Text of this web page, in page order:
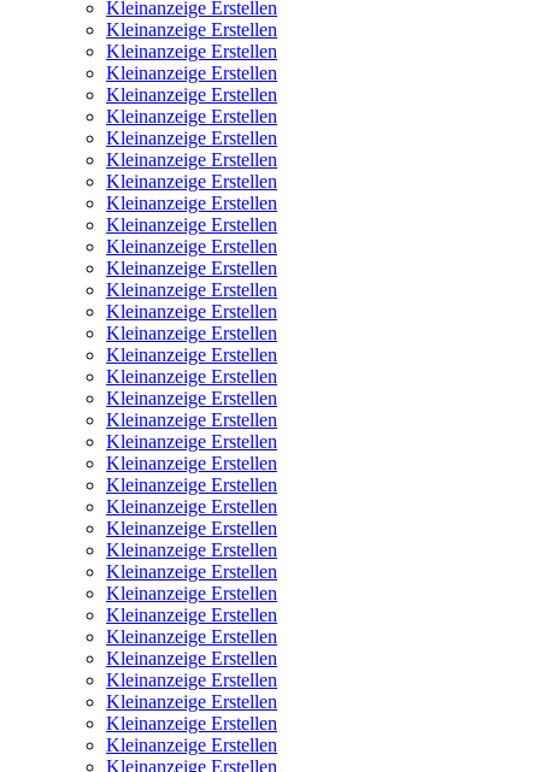
Kleinanzeige Erstellen
Kleinanzeige Erstellen
Kleinanzeige Erstellen
Kleinanzeige Erstellen
Kleinanzeige Erstellen
Kleinanzeige Erstellen
Kleinanzeige Erstellen
Kleinanzeige Erstellen
Kleinanzeige Erstellen
Kleinanzeige Erstellen
Kleinanzeige Erstellen
Kleinanzeige Erstellen
Kleinanzeige Erstellen
Kleinanzeige Erstellen
Kleinanzeige Erstellen
Kleinanzeige Erstellen
Kleinanzeige Erstellen
Kleinanzeige Erstellen
Kleinanzeige Erstellen
Kleinanzeige Erstellen
Kleinanzeige Erstellen
Kleinanzeige Erstellen
Kleinanzeige Erstellen
Kleinanzeige Erstellen
Kleinanzeige Erstellen
Kleinanzeige Erstellen
Kleinanzeige Erstellen
Kleinanzeige Erstellen
Kleinanzeige Erstellen
Kleinanzeige Erstellen
Kleinanzeige Erstellen
Kleinanzeige Erstellen
Kleinanzeige Erstellen
Kleinanzeige Erstellen
Kleinanzeige Erstellen
Kleinanzeige Erstellen